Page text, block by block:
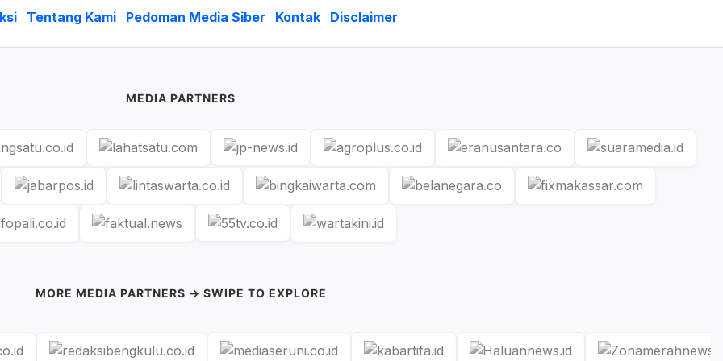
Tentang Kami Pedoman Media Siber Kontak Disclaimer
MEDIA PARTNERS
MORE MEDIA PARTNERS → SWIPE TO EXPLORE